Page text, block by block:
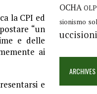
la CPI ed
“un
e delle
ai
e
OCHA OLP
sionismo
ARCHIVES